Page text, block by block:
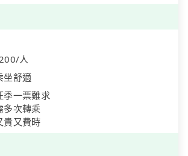
人
坐舒適
季一票難求
多次轉乘
貴又費時